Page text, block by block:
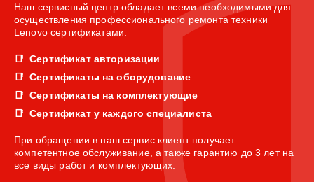
Наш сервисный центр обладает всеми необходимыми для
осуществления профессионального ремонта техники
Lenovo сертификатами:
Сертификат авторизации
Сертификаты на оборудование
Сертификаты на комплектующие
Сертификат у каждого специалиста
При обращении в наш сервис клиент получает
компетентное обслуживание, а также гарантию до 3 лет на
все виды работ и комплектующих.